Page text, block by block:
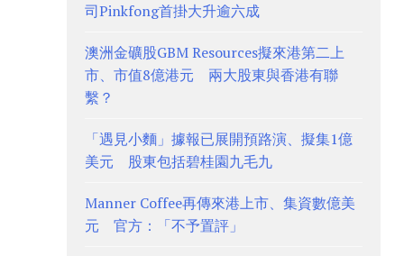
司Pinkfong首掛大升逾六成
澳洲金礦股GBM Resources擬來港第二上
市、市值8億港元 兩大股東與香港有聯
繫？
「遇見小麵」據報已展開預路演、擬集1億
美元 股東包括碧桂園九毛九
Manner Coffee再傳來港上市、集資數億美
元 官方：「不予置評」